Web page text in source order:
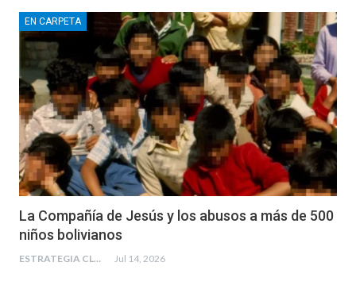
EN CARPETA
La Compañía de Jesús y los abusos a más de 500
niños bolivianos
ESTRATEGIA CLAE Jul 14, 2026